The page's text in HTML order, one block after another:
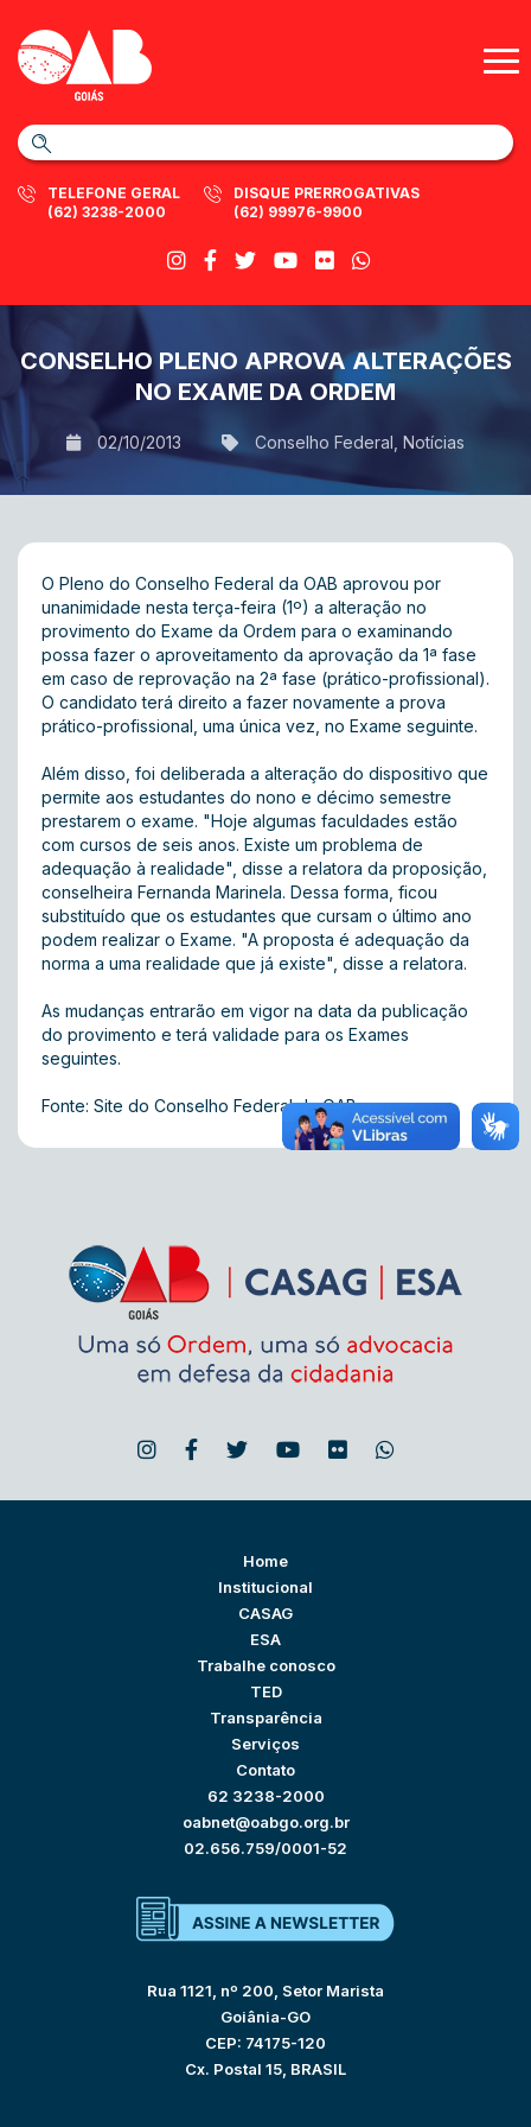
TELEFONE GERAL
(62) 3238-2000
DISQUE PRERROGATIVAS
(62) 99976-9900
CONSELHO PLENO APROVA ALTERAÇÕES
NO EXAME DA ORDEM
02/10/2013 Conselho Federal Notícias
O Pleno do Conselho Federal da OAB aprovou por
unanimidade nesta terça-feira (1º) a alteração no
provimento do Exame da Ordem para o examinando
possa fazer o aproveitamento da aprovação da 1ª fase
em caso de reprovação na 2ª fase (prático-profissional).
O candidato terá direito a fazer novamente a prova
prático-profissional, uma única vez, no Exame seguinte.
Além disso, foi deliberada a alteração do dispositivo que
permite aos estudantes do nono e décimo semestre
prestarem o exame. "Hoje algumas faculdades estão
com cursos de seis anos. Existe um problema de
adequação à realidade", disse a relatora da proposição,
conselheira Fernanda Marinela. Dessa forma, ficou
substituído que os estudantes que cursam o último ano
podem realizar o Exame. "A proposta é adequação da
norma a uma realidade que já existe", disse a relatora.
As mudanças entrarão em vigor na data da publicação
do provimento e terá validade para os Exames
seguintes.
Fonte: Site do Conselho Federal da OAB
Home
Institucional
CASAG
ESA
Trabalhe conosco
TED
Transparência
Serviços
Contato
62 3238-2000
oabnet@oabgo.org.br
02.656.759/0001-52
Rua 1121, nº 200, Setor Marista
Goiânia-GO
CEP: 74175-120
Cx. Postal 15, BRASIL